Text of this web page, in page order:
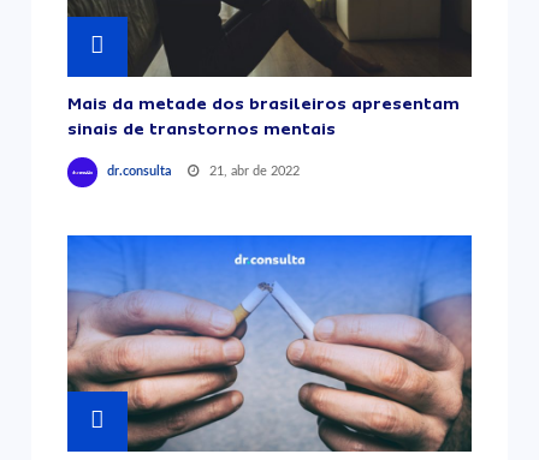
Mais da metade dos brasileiros apresentam
sinais de transtornos mentais
dr.consulta 21, abr de 2022